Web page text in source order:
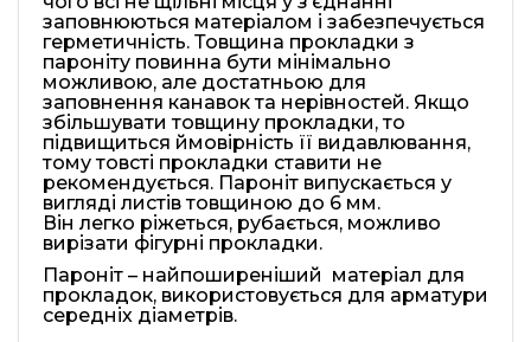
заповнюються матеріалом і забезпечується
герметичність. Товщина прокладки з
пароніту повинна бути мінімально
можливою, але достатньою для
заповнення канавок та нерівностей. Якщо
збільшувати товщину прокладки, то
підвищиться ймовірність її видавлювання,
тому товсті прокладки ставити не
рекомендується. Пароніт випускається у
вигляді листів товщиною до 6 мм.
Він легко ріжеться, рубається, можливо
вирізати фігурні прокладки.
Пароніт – найпоширеніший матеріал для
прокладок, використовується для арматури
середніх діаметрів.